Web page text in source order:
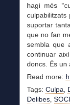
hagi més
culpabilitzats
suportar
que no fan
sembla que
continuar
doncs. És un
Read more:
Tags: Culpa
Delibes